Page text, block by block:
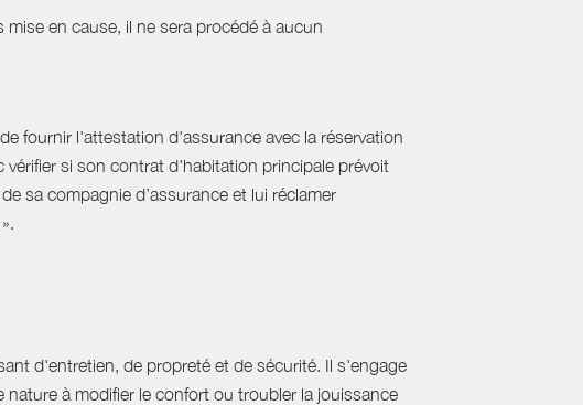
en cause, il ne sera procédé à aucun
fournir l'attestation d'assurance avec la réservation
si son contrat d'habitation principale prévoit
sa compagnie d’assurance et lui réclamer
d'entretien, de propreté et de sécurité. Il s'engage
à modifier le confort ou troubler la jouissance